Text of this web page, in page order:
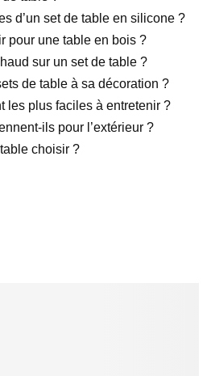
d’un set de table en silicone ?
pour une table en bois ?
sur un set de table ?
de table à sa décoration ?
les plus faciles à entretenir ?
ils pour l’extérieur ?
choisir ?